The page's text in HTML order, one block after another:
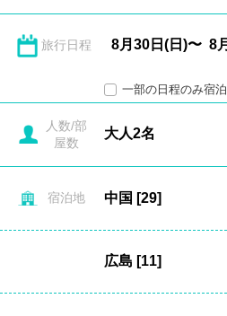
旅行日程
一部の日程のみ宿泊
人数/部
屋数
宿泊地